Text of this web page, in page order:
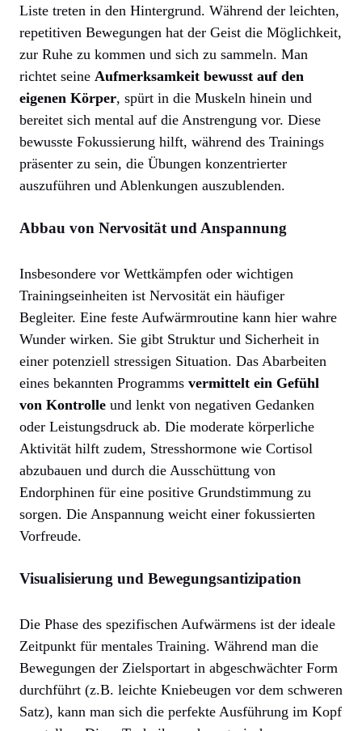
Liste treten in den Hintergrund. Während der leichten,
repetitiven Bewegungen hat der Geist die Möglichkeit,
zur Ruhe zu kommen und sich zu sammeln. Man
richtet seine Aufmerksamkeit bewusst auf den
eigenen Körper, spürt in die Muskeln hinein und
bereitet sich mental auf die Anstrengung vor. Diese
bewusste Fokussierung hilft, während des Trainings
präsenter zu sein, die Übungen konzentrierter
auszuführen und Ablenkungen auszublenden.
Abbau von Nervosität und Anspannung
Insbesondere vor Wettkämpfen oder wichtigen
Trainingseinheiten ist Nervosität ein häufiger
Begleiter. Eine feste Aufwärmroutine kann hier wahre
Wunder wirken. Sie gibt Struktur und Sicherheit in
einer potenziell stressigen Situation. Das Abarbeiten
eines bekannten Programms vermittelt ein Gefühl
von Kontrolle und lenkt von negativen Gedanken
oder Leistungsdruck ab. Die moderate körperliche
Aktivität hilft zudem, Stresshormone wie Cortisol
abzubauen und durch die Ausschüttung von
Endorphinen für eine positive Grundstimmung zu
sorgen. Die Anspannung weicht einer fokussierten
Vorfreude.
Visualisierung und Bewegungsantizipation
Die Phase des spezifischen Aufwärmens ist der ideale
Zeitpunkt für mentales Training. Während man die
Bewegungen der Zielsportart in abgeschwächter Form
durchführt (z.B. leichte Kniebeugen vor dem schweren
Satz), kann man sich die perfekte Ausführung im Kopf